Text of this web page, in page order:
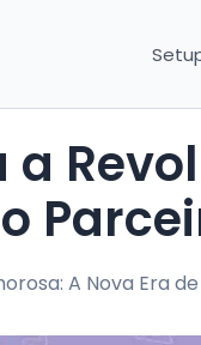
A Nova Era